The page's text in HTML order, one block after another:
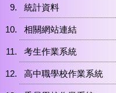
統計資料
相關網站連結
考生作業系統
高中職學校作業系統